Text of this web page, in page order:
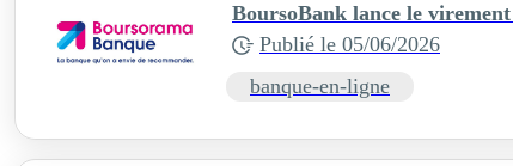
BoursoBank lance le
Publié le 05/06/2026
banque-en-ligne